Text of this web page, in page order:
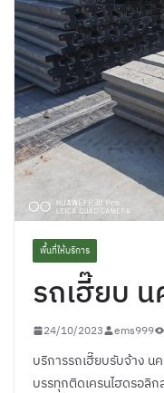
พื้นที่ให้บริการ
รถเฮี๊ยบ
24/10/2023 ems999
บริการรถเฮี๊ยบรับจ้าง น
บรรทุกติดเครนไฮดรอลิ